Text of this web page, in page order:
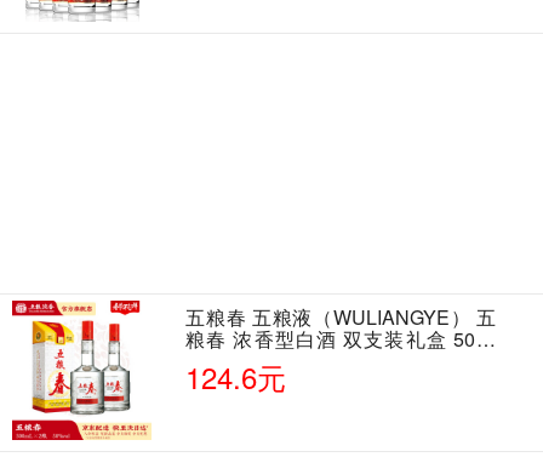
五粮春 五粮液（WULIANGYE） 五
粮春 浓香型白酒 双支装礼盒 50度
500ml*2瓶 含酒具
124.6元